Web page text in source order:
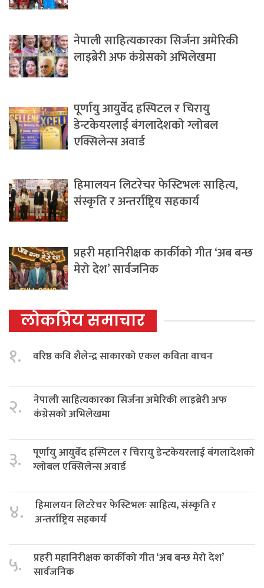
नेपाली साहित्यकारका सिर्जना अमेरिकी
लाइब्रेरी अफ कंग्रेसको अभिलेखमा
पूर्णायु आयुर्वेद हस्पिटल र चिरायु
डेन्टकेयरलाई बंगलादेशको ग्लोबल
एक्सिलेन्स अवार्ड
हिमालयन लिटरेचर फेस्टिभलः साहित्य,
संस्कृति र अन्तर्राष्ट्रिय सहकार्य
प्रहरी महानिरीक्षक कार्कीको गीत ‘अब बन्छ
मेरो देश’ सार्वजनिक
लोकप्रिय समाचार
१. वरिष्ठ कवि शैलेन्द्र साकारको एकल कविता वाचन
२.
नेपाली साहित्यकारका सिर्जना अमेरिकी लाइब्रेरी अफ
कंग्रेसको अभिलेखमा
३.
पूर्णायु आयुर्वेद हस्पिटल र चिरायु डेन्टकेयरलाई बंगलादेशको
ग्लोबल एक्सिलेन्स अवार्ड
४.
हिमालयन लिटरेचर फेस्टिभलः साहित्य, संस्कृति र
अन्तर्राष्ट्रिय सहकार्य
५.
प्रहरी महानिरीक्षक कार्कीको गीत ‘अब बन्छ मेरो देश’
सार्वजनिक